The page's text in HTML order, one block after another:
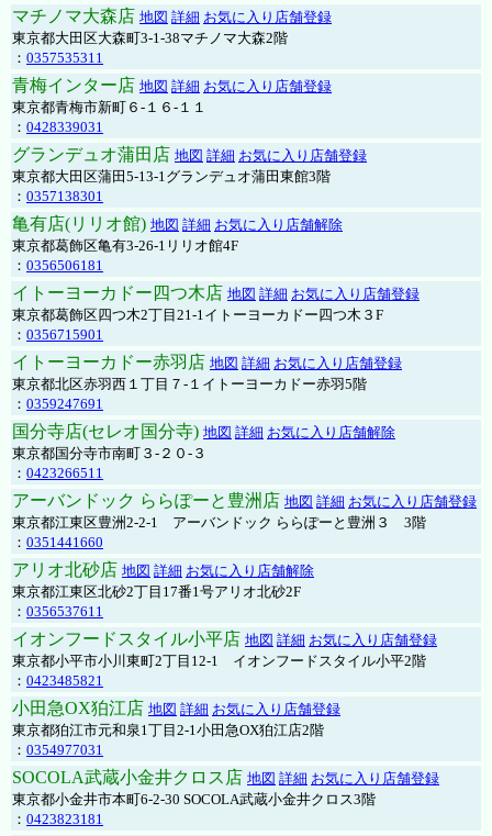
マチノマ大森店 地図 詳細 お気に入り店舗登録
東京都大田区大森町3-1-38マチノマ大森2階
： 0357535311
青梅インター店 地図 詳細 お気に入り店舗登録
東京都青梅市新町６-１６-１１
： 0428339031
グランデュオ蒲田店 地図 詳細 お気に入り店舗登録
東京都大田区蒲田5-13-1グランデュオ蒲田東館3階
： 0357138301
亀有店(リリオ館) 地図 詳細 お気に入り店舗解除
東京都葛飾区亀有3-26-1リリオ館4F
： 0356506181
イトーヨーカドー四つ木店 地図 詳細 お気に入り店舗登録
東京都葛飾区四つ木2丁目21-1イトーヨーカドー四つ木３F
： 0356715901
イトーヨーカドー赤羽店 地図 詳細 お気に入り店舗登録
東京都北区赤羽西１丁目７-１イトーヨーカドー赤羽5階
： 0359247691
国分寺店(セレオ国分寺) 地図 詳細 お気に入り店舗解除
東京都国分寺市南町３-２０-３
： 0423266511
アーバンドック ららぽーと豊洲店 地図 詳細 お気に入り店舗登録
東京都江東区豊洲2-2-1 アーバンドック ららぽーと豊洲３ 3階
： 0351441660
アリオ北砂店 地図 詳細 お気に入り店舗解除
東京都江東区北砂2丁目17番1号アリオ北砂2F
： 0356537611
イオンフードスタイル小平店 地図 詳細 お気に入り店舗登録
東京都小平市小川東町2丁目12-1 イオンフードスタイル小平2階
： 0423485821
小田急OX狛江店 地図 詳細 お気に入り店舗登録
東京都狛江市元和泉1丁目2-1小田急OX狛江店2階
： 0354977031
SOCOLA武蔵小金井クロス店 地図 詳細 お気に入り店舗登録
東京都小金井市本町6-2-30 SOCOLA武蔵小金井クロス3階
： 0423823181